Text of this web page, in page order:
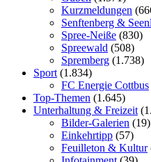
Kurzmeldungen
Senftenberg &
Spree-Neiße (830)
Spreewald (508)
Spremberg (1.738)
Sport (1.834)
FC Energie Cottbus
Top-Themen (1.645)
Unterhaltung & Freizeit
Bilder-Galerien (19)
Einkehrtipp (57)
Feuilleton & Kultur